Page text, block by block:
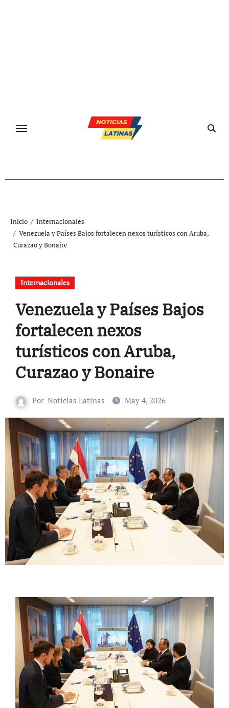
Inicio
Internacionales
Venezuela y Países Bajos fortalecen nexos turísticos con Aruba,
Curazao y Bonaire
Internacionales
Venezuela y Países Bajos
fortalecen nexos
turísticos con Aruba,
Curazao y Bonaire
Por Noticias Latinas May 4, 2026